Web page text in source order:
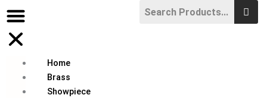
to
content
Home
Brass
Showpiece